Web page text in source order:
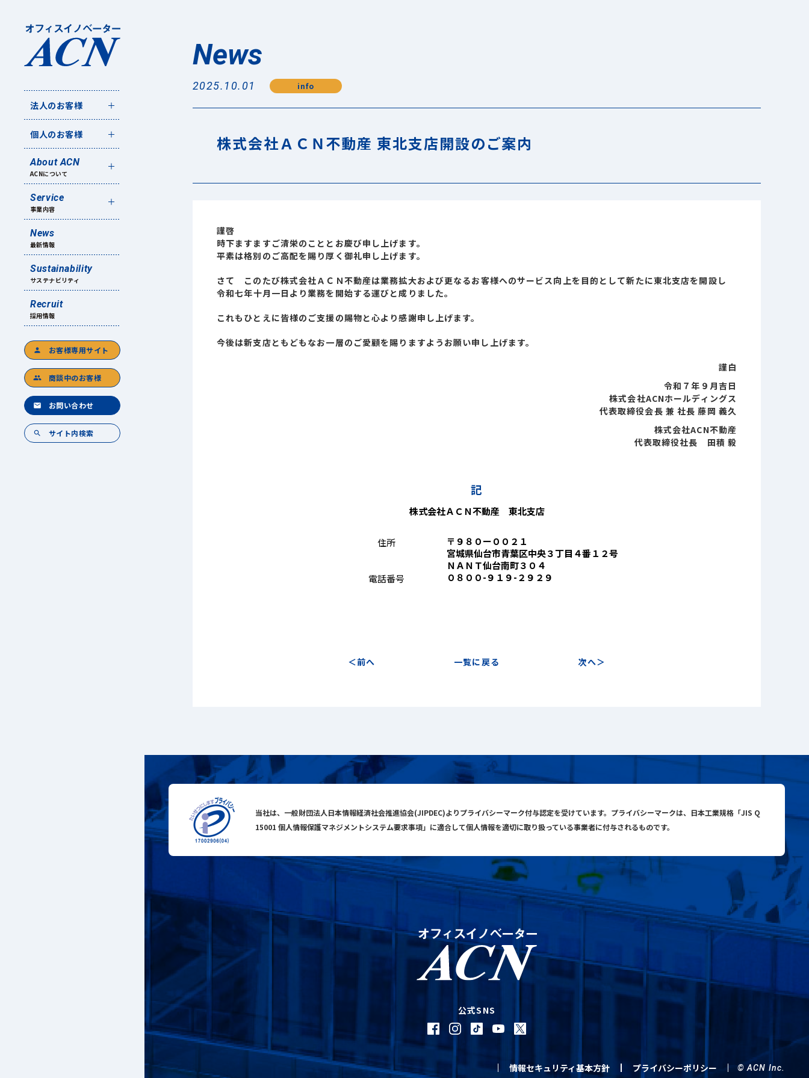
法人のお客様
個人のお客様
About ACN
ACNについて
Service
事業内容
News
最新情報
Sustainability
サステナビリティ
Recruit
採用情報
person お客様専用サイト
group 商談中のお客様
mail お問い合わせ
search サイト内検索
News
2025.10.01 info
株式会社ＡＣＮ不動産 東北支店開設のご案内
謹啓
時下ますますご清栄のこととお慶び申し上げます。
平素は格別のご高配を賜り厚く御礼申し上げます。
さて このたび株式会社ＡＣＮ不動産は業務拡大および更なるお客様へのサービス向上を目的として新たに東北支店を開設し
令和七年十月一日より業務を開始する運びと成りました。
これもひとえに皆様のご支援の賜物と心より感謝申し上げます。
今後は新支店ともどもなお一層のご愛顧を賜りますようお願い申し上げます。
謹白
令和７年９月吉日
株式会社ACNホールディングス
代表取締役会長 兼 社長 藤岡 義久
株式会社ACN不動産
代表取締役社長 田積 毅
記
株式会社ＡＣＮ不動産 東北支店
住所
〒９８０ー００２１
宮城県仙台市青葉区中央３丁目４番１２号
ＮＡＮＴ仙台南町３０４
電話番号
０８００-９１９-２９２９
前へ 一覧に戻る 次へ
当社は、一般財団法人日本情報経済社会推進協会(JIPDEC)よりプライバシーマーク付与認定を受けています。プライバシーマークは、日本工業規格「JIS Q
15001 個人情報保護マネジメントシステム要求事項」に適合して個人情報を適切に取り扱っている事業者に付与されるものです。
公式SNS
情報セキュリティ基本方針 プライバシーポリシー © ACN Inc.